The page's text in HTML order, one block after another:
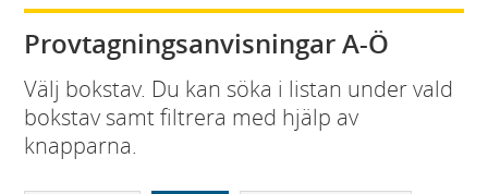
Provtagningsanvisningar A-Ö
Välj bokstav. Du kan söka i listan under vald
bokstav samt filtrera med hjälp av
knapparna.